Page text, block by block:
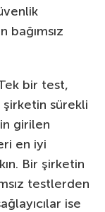
bağımsız
bir test,
sürekli
girilen
en iyi
Bir şirketin
testlerden
ise